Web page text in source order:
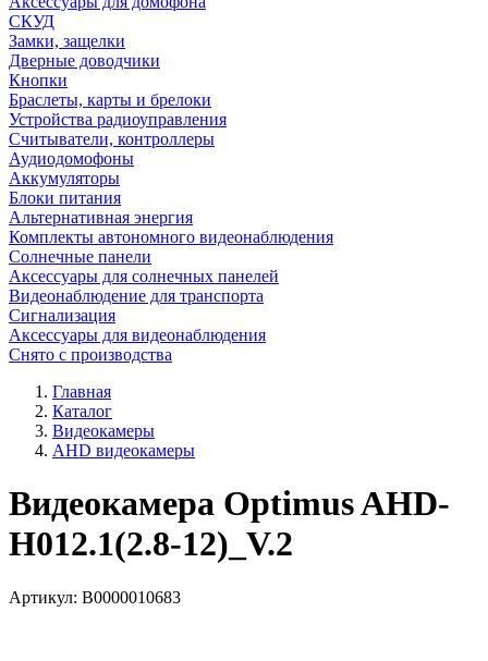
СКУД
Замки, защелки
Дверные доводчики
Кнопки
Браслеты, карты и брелоки
Устройства радиоуправления
Считыватели, контроллеры
Аудиодомофоны
Аккумуляторы
Блоки питания
Альтернативная энергия
Комплекты автономного видеонаблюдения
Солнечные панели
Аксессуары для солнечных панелей
Видеонаблюдение для транспорта
Сигнализация
Аксессуары для видеонаблюдения
Снято с производства
Главная
Каталог
Видеокамеры
AHD видеокамеры
Видеокамера Optimus AHD-
H012.1(2.8-12)_V.2
Артикул: В0000010683